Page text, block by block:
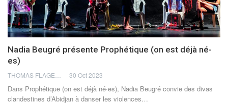
Nadia Beugré présente Prophétique (on est déjà né-
es)
30 Oct 2023
Dans Prophétique (on est déjà né·es), Nadia Beugré convie des divas
clandestines d’Abidjan à danser les violences…